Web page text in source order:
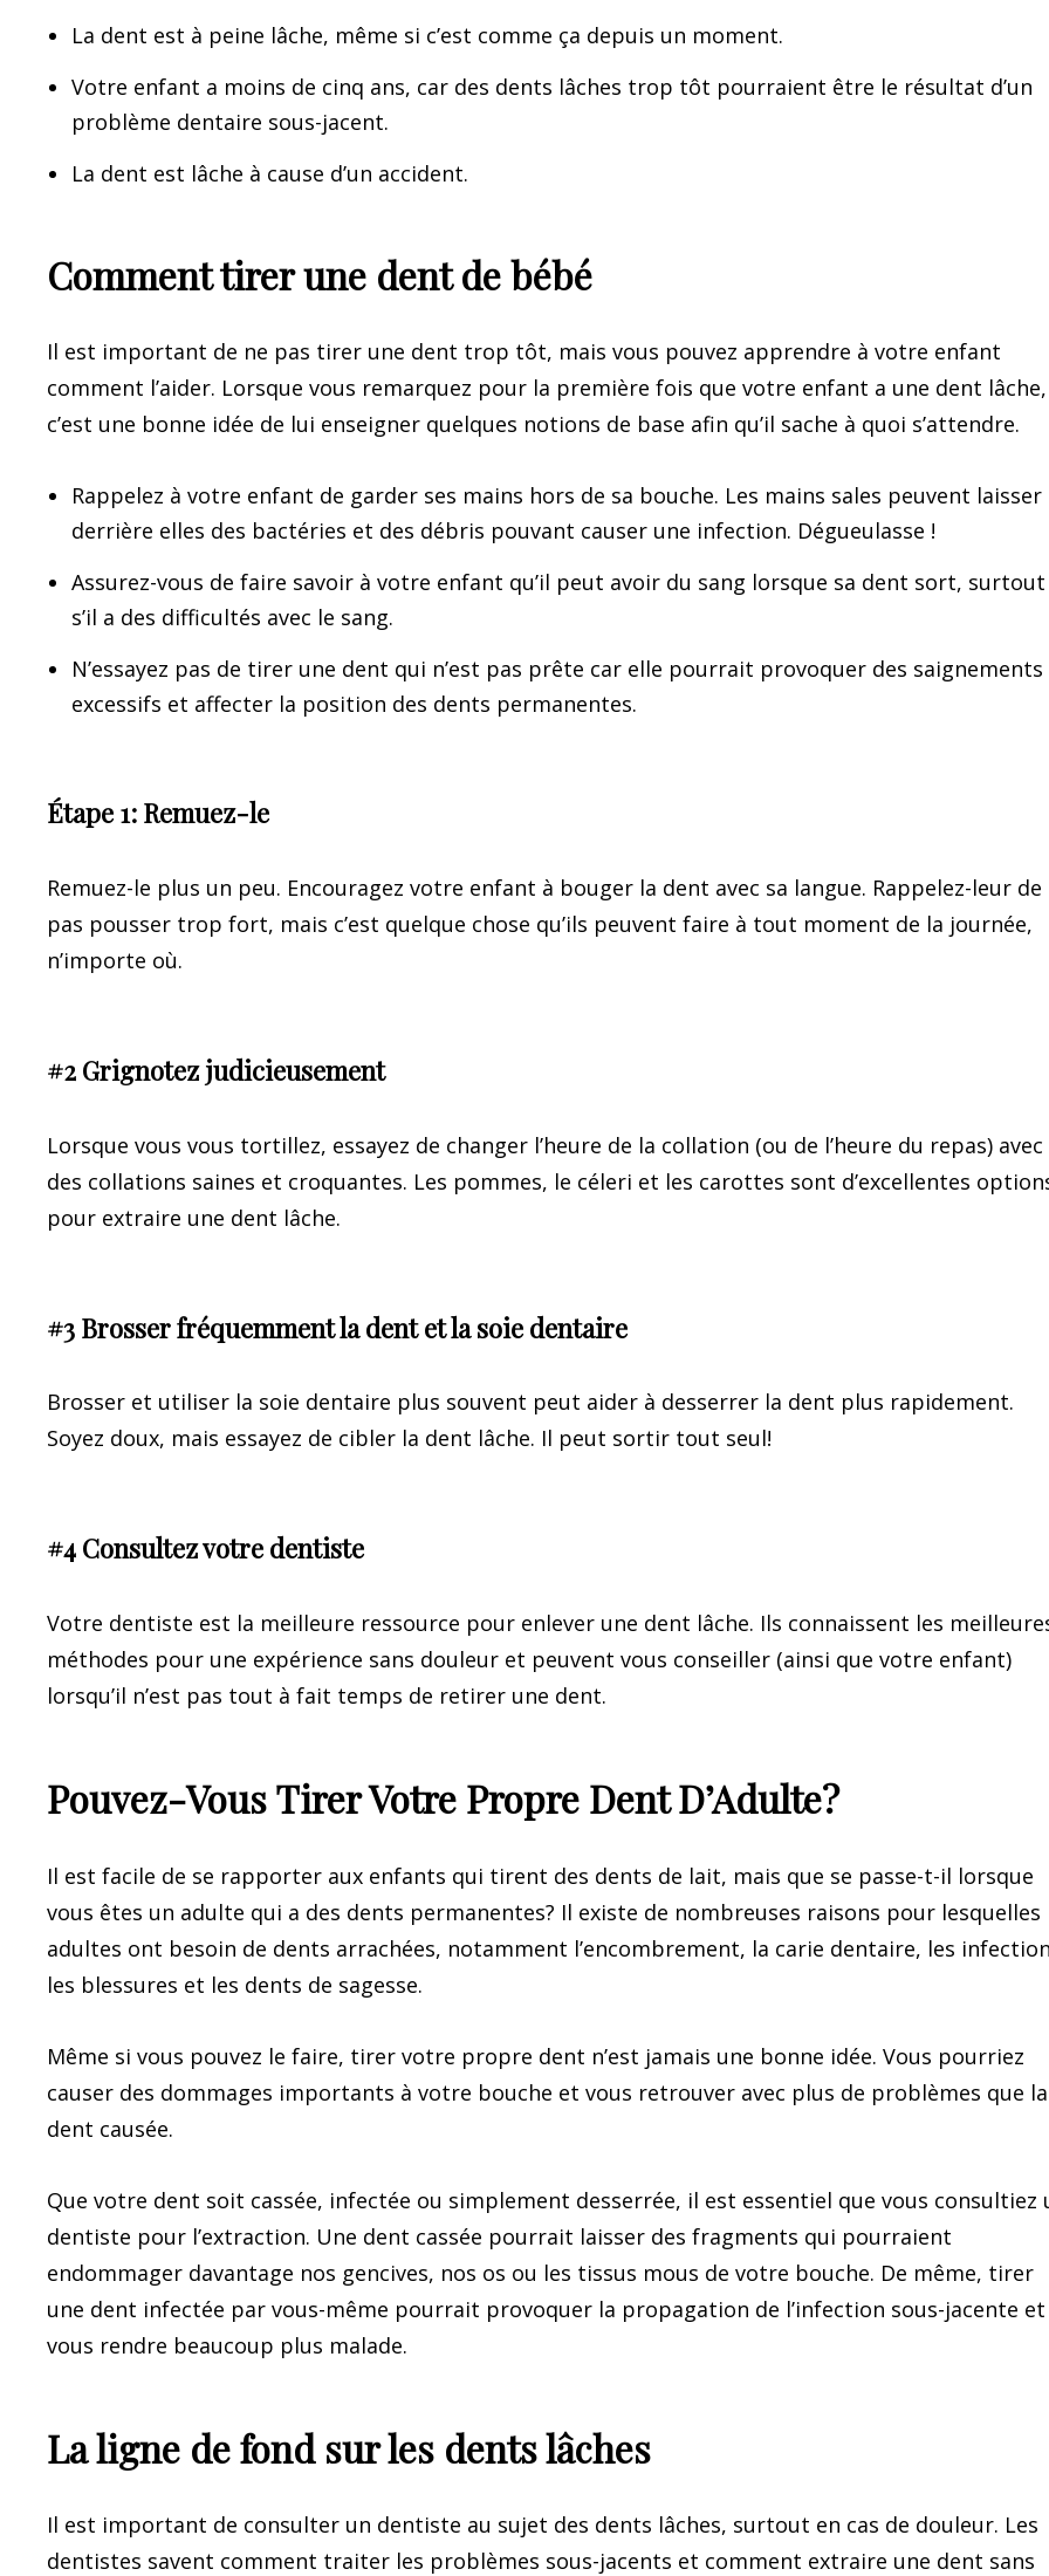
La dent est à peine lâche, même si c’est comme ça depuis un moment.
Votre enfant a moins de cinq ans, car des dents lâches trop tôt pourraient être le résultat d’un
problème dentaire sous-jacent.
La dent est lâche à cause d’un accident.
Comment tirer une dent de bébé
Il est important de ne pas tirer une dent trop tôt, mais vous pouvez apprendre à votre enfant
comment l’aider. Lorsque vous remarquez pour la première fois que votre enfant a une dent lâche,
c’est une bonne idée de lui enseigner quelques notions de base afin qu’il sache à quoi s’attendre.
Rappelez à votre enfant de garder ses mains hors de sa bouche. Les mains sales peuvent laisser
derrière elles des bactéries et des débris pouvant causer une infection. Dégueulasse !
Assurez-vous de faire savoir à votre enfant qu’il peut avoir du sang lorsque sa dent sort, surtout
s’il a des difficultés avec le sang.
N’essayez pas de tirer une dent qui n’est pas prête car elle pourrait provoquer des saignements
excessifs et affecter la position des dents permanentes.
Étape 1: Remuez-le
Remuez-le plus un peu. Encouragez votre enfant à bouger la dent avec sa langue. Rappelez-leur de
pas pousser trop fort, mais c’est quelque chose qu’ils peuvent faire à tout moment de la journée,
n’importe où.
#2 Grignotez judicieusement
Lorsque vous vous tortillez, essayez de changer l’heure de la collation (ou de l’heure du repas) avec
des collations saines et croquantes. Les pommes, le céleri et les carottes sont d’excellentes
pour extraire une dent lâche.
#3 Brosser fréquemment la dent et la soie dentaire
Brosser et utiliser la soie dentaire plus souvent peut aider à desserrer la dent plus rapidement.
Soyez doux, mais essayez de cibler la dent lâche. Il peut sortir tout seul!
#4 Consultez votre dentiste
Votre dentiste est la meilleure ressource pour enlever une dent lâche. Ils connaissent les
méthodes pour une expérience sans douleur et peuvent vous conseiller (ainsi que votre enfant)
lorsqu’il n’est pas tout à fait temps de retirer une dent.
Pouvez-Vous Tirer Votre Propre Dent D’Adulte?
Il est facile de se rapporter aux enfants qui tirent des dents de lait, mais que se passe-t-il lorsque
vous êtes un adulte qui a des dents permanentes? Il existe de nombreuses raisons pour lesquelles
adultes ont besoin de dents arrachées, notamment l’encombrement, la carie dentaire, les
les blessures et les dents de sagesse.
Même si vous pouvez le faire, tirer votre propre dent n’est jamais une bonne idée. Vous pourriez
causer des dommages importants à votre bouche et vous retrouver avec plus de problèmes que la
dent causée.
Que votre dent soit cassée, infectée ou simplement desserrée, il est essentiel que vous consultiez
dentiste pour l’extraction. Une dent cassée pourrait laisser des fragments qui pourraient
endommager davantage nos gencives, nos os ou les tissus mous de votre bouche. De même, tirer
une dent infectée par vous-même pourrait provoquer la propagation de l’infection sous-jacente et
vous rendre beaucoup plus malade.
La ligne de fond sur les dents lâches
Il est important de consulter un dentiste au sujet des dents lâches, surtout en cas de douleur. Les
dentistes savent comment traiter les problèmes sous-jacents et comment extraire une dent sans